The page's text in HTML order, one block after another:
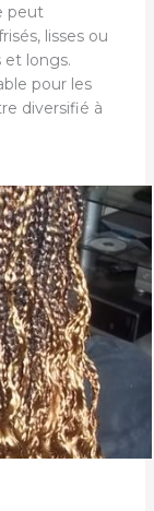
peut
lisses ou
et longs.
pour les
diversifié à